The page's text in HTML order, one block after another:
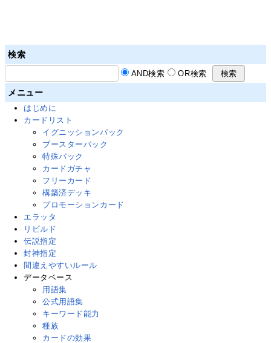
検索
AND検索 OR検索
メニュー
はじめに
カードリスト
イグニッションパック
ブースターパック
特殊パック
カードガチャ
フリーカード
構築済デッキ
プロモーションカード
エラッタ
リビルド
伝説指定
封神指定
間違えやすいルール
データベース
用語集
公式用語集
キーワード能力
種族
カードの効果